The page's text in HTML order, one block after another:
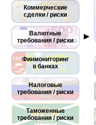
Коммерческие
сделки / риски
Валютные
требования / риски
Финмониторинг
в банках
Налоговые
требования / риски
Таможенные
требования / риски
►